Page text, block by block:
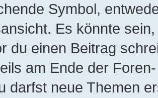
Symbol,
Es könnte
du einen Beitrag
am Ende der
darfst neue Themen